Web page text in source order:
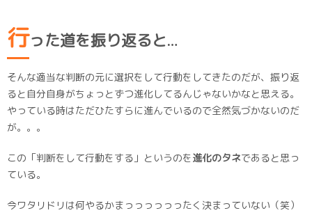
行った道を振り返ると…
そんな適当な判断の元に選択をして行動をしてきたのだが、振り返
ると自分自身がちょっとずつ進化してるんじゃないかなと思える。
やっている時はただひたすらに進んでいるので全然気づかないのだ
が。。。
この「判断をして行動をする」というのを進化のタネであると思っ
ている。
今ワタリドリは何やるかまっっっっっったく決まっていない（笑）